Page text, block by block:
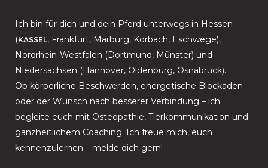
Ich bin für dich und dein Pferd unterwegs in Hessen
(KASSEL, Frankfurt, Marburg, Korbach, Eschwege),
Nordrhein-Westfalen (Dortmund, Münster) und
Niedersachsen (Hannover, Oldenburg, Osnabrück).
Ob körperliche Beschwerden, energetische Blockaden
oder der Wunsch nach besserer Verbindung – ich
begleite euch mit Osteopathie, Tierkommunikation und
ganzheitlichem Coaching. Ich freue mich, euch
kennenzulernen – melde dich gern!